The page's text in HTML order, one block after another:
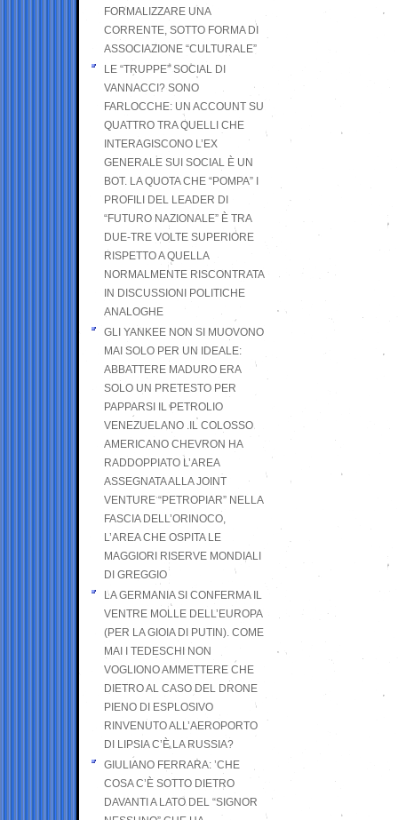
FORMALIZZARE UNA
CORRENTE, SOTTO FORMA DI
ASSOCIAZIONE “CULTURALE”
LE “TRUPPE” SOCIAL DI
VANNACCI? SONO
FARLOCCHE: UN ACCOUNT SU
QUATTRO TRA QUELLI CHE
INTERAGISCONO L’EX
GENERALE SUI SOCIAL È UN
BOT. LA QUOTA CHE “POMPA” I
PROFILI DEL LEADER DI
“FUTURO NAZIONALE” È TRA
DUE-TRE VOLTE SUPERIORE
RISPETTO A QUELLA
NORMALMENTE RISCONTRATA
IN DISCUSSIONI POLITICHE
ANALOGHE
GLI YANKEE NON SI MUOVONO
MAI SOLO PER UN IDEALE:
ABBATTERE MADURO ERA
SOLO UN PRETESTO PER
PAPPARSI IL PETROLIO
VENEZUELANO .IL COLOSSO
AMERICANO CHEVRON HA
RADDOPPIATO L’AREA
ASSEGNATA ALLA JOINT
VENTURE “PETROPIAR” NELLA
FASCIA DELL’ORINOCO,
L’AREA CHE OSPITA LE
MAGGIORI RISERVE MONDIALI
DI GREGGIO
LA GERMANIA SI CONFERMA IL
VENTRE MOLLE DELL’EUROPA
(PER LA GIOIA DI PUTIN). COME
MAI I TEDESCHI NON
VOGLIONO AMMETTERE CHE
DIETRO AL CASO DEL DRONE
PIENO DI ESPLOSIVO
RINVENUTO ALL’AEROPORTO
DI LIPSIA C’È LA RUSSIA?
GIULIANO FERRARA: ’CHE
COSA C’È SOTTO DIETRO
DAVANTI A LATO DEL “SIGNOR